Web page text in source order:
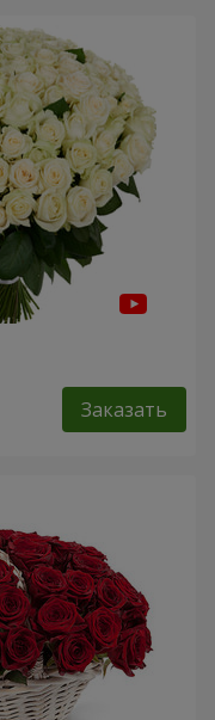
Заказать